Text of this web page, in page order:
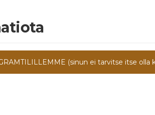
(sinun ei tarvitse itse olla